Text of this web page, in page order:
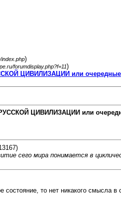
index.php)
forumdisplay.php?f=11)
ЦИВИЛИЗАЦИИ или
РУССКОЙ ЦИВИЛИЗАЦИИ или
сего мира понимается в
состояние, то нет никакого смысла